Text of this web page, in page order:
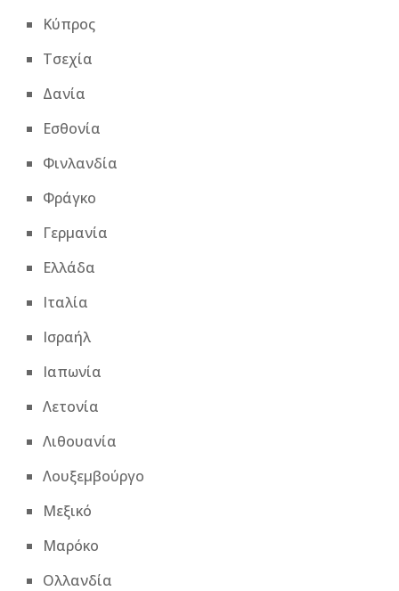
Κύπρος
Τσεχία
Δανία
Εσθονία
Φινλανδία
Φράγκο
Γερμανία
Ελλάδα
Ιταλία
Ισραήλ
Ιαπωνία
Λετονία
Λιθουανία
Λουξεμβούργο
Μεξικό
Μαρόκο
Ολλανδία